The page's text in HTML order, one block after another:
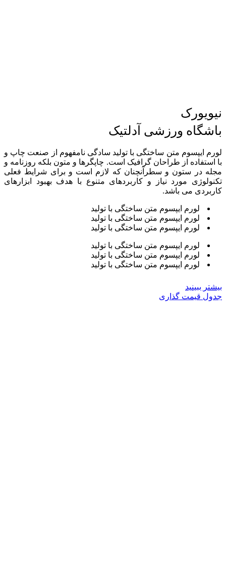
نیویورک
باشگاه ورزشی آدلتیک
لورم ایپسوم متن ساختگی با تولید سادگی نامفهوم از صنعت چاپ و
با استفاده از طراحان گرافیک است. چاپگرها و متون بلکه روزنامه و
مجله در ستون و سطرآنچنان که لازم است و برای شرایط فعلی
تکنولوژی مورد نیاز و کاربردهای متنوع با هدف بهبود ابزارهای
کاربردی می باشد.
لورم ایپسوم متن ساختگی با تولید
لورم ایپسوم متن ساختگی با تولید
لورم ایپسوم متن ساختگی با تولید
لورم ایپسوم متن ساختگی با تولید
لورم ایپسوم متن ساختگی با تولید
لورم ایپسوم متن ساختگی با تولید
بیشتر ببینید
جدول قیمت گذاری